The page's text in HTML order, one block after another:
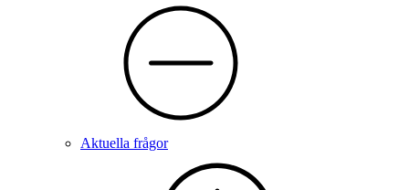
Aktuella frågor